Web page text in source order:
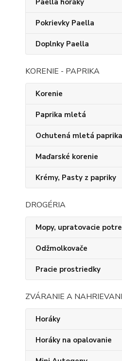
Paella horáky
Pokrievky Paella
Doplnky Paella
KORENIE - PAPRIKA
Korenie
Paprika mletá
Ochutená mletá paprika
Maďarské korenie
Krémy, Pasty z papriky
DROGÉRIA
Mopy, upratovacie
Odžmolkovače
Pracie prostriedky
ZVÁRANIE A
Horáky
Horáky na opalovanie